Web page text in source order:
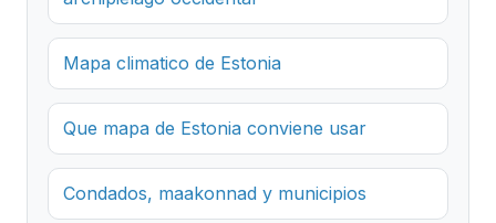
Mapa climatico de Estonia
Que mapa de Estonia conviene usar
Condados, maakonnad y municipios